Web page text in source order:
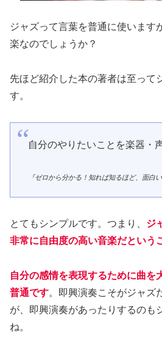
ジャズって言葉を普通に使います
楽なのでしょうか？
先ほど紹介した本の著者は至って
す。
自分のやりたいことを楽器・
『ゼロから分かる！知れば知るほど、面白
とてもシンプルです。つまり、 ジ
非常に自由度の高い音楽だという
自分の感情を表現するために曲を
普通です。即興演奏こそがジャズ
が、即興演奏があったりするのも
ね。